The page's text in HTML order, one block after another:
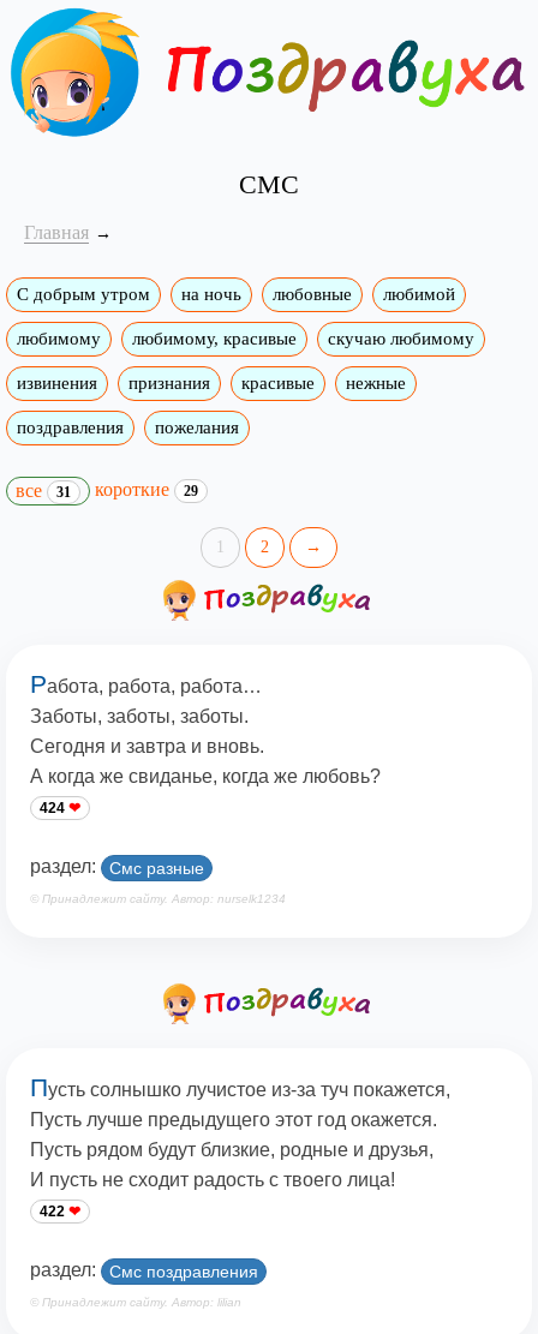
СМС
Главная
С добрым утром на ночь любовные любимой
любимому любимому, красивые скучаю любимому
извинения признания красивые нежные
поздравления пожелания
все 31 короткие 29
1 2 →
Работа, работа, работа…
Заботы, заботы, заботы.
Сегодня и завтра и вновь.
А когда же свиданье, когда же любовь?
424
раздел: Смс разные
© Принадлежит сайту. Автор: nurselk1234
Пусть солнышко лучистое из-за туч покажется,
Пусть лучше предыдущего этот год окажется.
Пусть рядом будут близкие, родные и друзья,
И пусть не сходит радость с твоего лица!
422
раздел: Смс поздравления
© Принадлежит сайту. Автор: lilian